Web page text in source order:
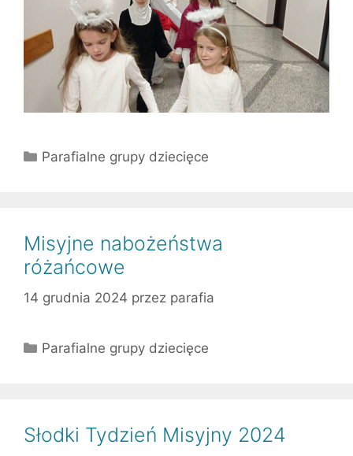
Kategorie
Parafialne grupy dziecięce
Misyjne nabożeństwa
różańcowe
14 grudnia 2024 przez parafia
Kategorie
Parafialne grupy dziecięce
Słodki Tydzień Misyjny 2024